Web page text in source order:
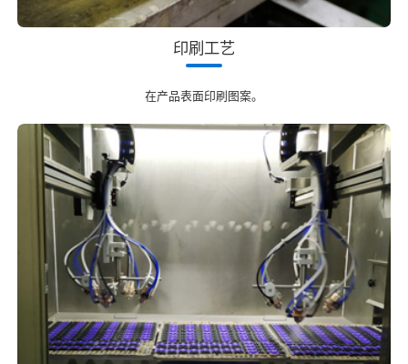
印刷工艺
在产品表面印刷图案。